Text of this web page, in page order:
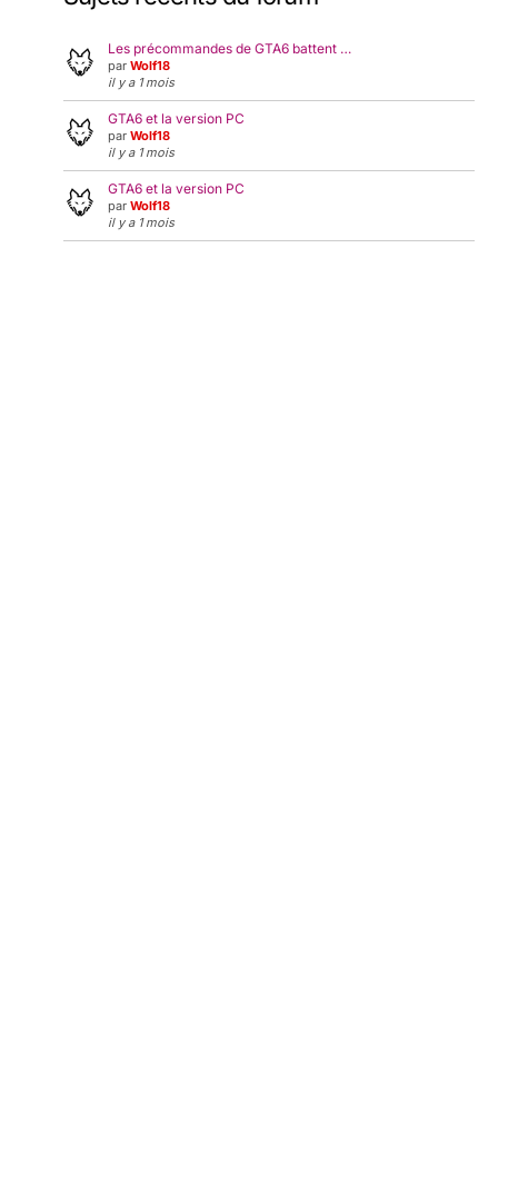
Les précommandes de GTA6 battent …
par Wolf18
il y a 1 mois
GTA6 et la version PC
par Wolf18
il y a 1 mois
GTA6 et la version PC
par Wolf18
il y a 1 mois